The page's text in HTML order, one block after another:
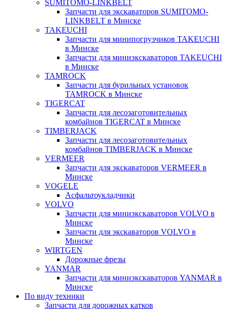
SUMITOMO-LINKBELT
Запчасти для экскаваторов SUMITOMO-
LINKBELT в Минске
TAKEUCHI
Запчасти для минипогрузчиков TAKEUCHI
в Минске
Запчасти для миниэкскаваторов TAKEUCHI
в Минске
TAMROCK
Запчасти для бурильных установок
TAMROCK в Минске
TIGERCAT
Запчасти для лесозаготовительных
комбайнов TIGERCAT в Минске
TIMBERJACK
Запчасти для лесозаготовительных
комбайнов TIMBERJACK в Минске
VERMEER
Запчасти для экскаваторов VERMEER в
Минске
VOGELE
Асфальтоукладчики
VOLVO
Запчасти для миниэкскаваторов VOLVO в
Минске
Запчасти для экскаваторов VOLVO в
Минске
WIRTGEN
Дорожные фрезы
YANMAR
Запчасти для миниэкскаваторов YANMAR в
Минске
По виду техники
Запчасти для дорожных катков